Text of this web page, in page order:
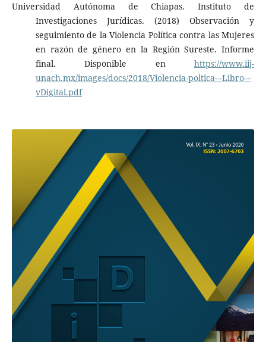
Universidad Autónoma de Chiapas. Instituto de
Investigaciones Jurídicas. (2018) Observación y
seguimiento de la Violencia Política contra las Mujeres
en razón de género en la Región Sureste. Informe
final. Disponible enhttps://www.iij-
unach.mx/images/docs/2018/Violencia-poltica---Libro---
vDigital.pdf